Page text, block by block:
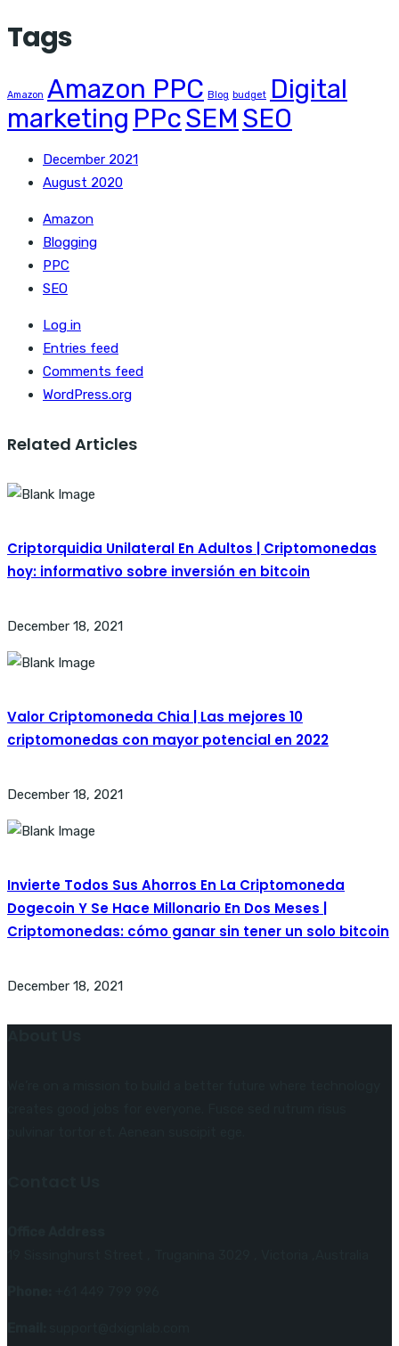
Tags
Amazon Amazon PPC Blog budget Digital
marketing PPcSEM SEO
December 2021
August 2020
Amazon
Blogging
PPC
SEO
Log in
Entries feed
Comments feed
WordPress.org
Related Articles
Criptorquidia Unilateral En Adultos | Criptomonedas
hoy: informativo sobre inversión en bitcoin
December 18, 2021
Valor Criptomoneda Chia | Las mejores 10
criptomonedas con mayor potencial en 2022
December 18, 2021
Invierte Todos Sus Ahorros En La Criptomoneda
Dogecoin Y Se Hace Millonario En Dos Meses |
Criptomonedas: cómo ganar sin tener un solo bitcoin
December 18, 2021